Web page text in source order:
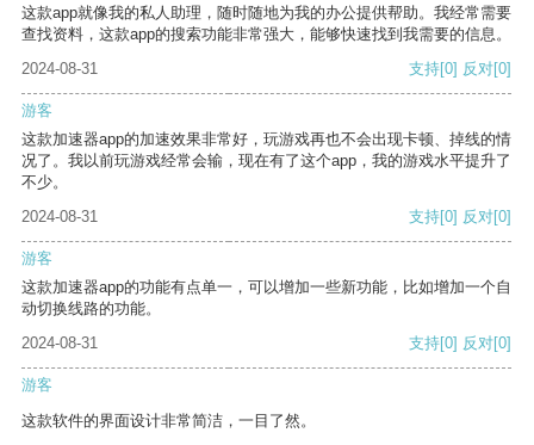
这款app就像我的私人助理，随时随地为我的办公提供帮助。我经常需要
查找资料，这款app的搜索功能非常强大，能够快速找到我需要的信息。
2024-08-31
支持[0] 反对[0]
游客
这款加速器app的加速效果非常好，玩游戏再也不会出现卡顿、掉线的情
况了。我以前玩游戏经常会输，现在有了这个app，我的游戏水平提升了
不少。
2024-08-31
支持[0] 反对[0]
游客
这款加速器app的功能有点单一，可以增加一些新功能，比如增加一个自
动切换线路的功能。
2024-08-31
支持[0] 反对[0]
游客
这款软件的界面设计非常简洁，一目了然。